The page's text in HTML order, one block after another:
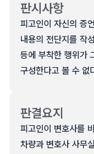
판시사항
피고인이 자신의 증
내용의 전단지를 작
등에 부착한 행위가
구성한다고 볼 수 없
판결요지
피고인이 변호사를
차량과 변호사 사무